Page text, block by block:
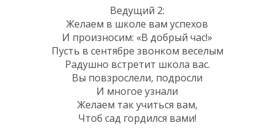
Ведущий 2:
Желаем в школе вам успехов
И произносим: «В добрый час!»
Пусть в сентябре звонком веселым
Радушно встретит школа вас.
Вы повзрослели, подросли
И многое узнали
Желаем так учиться вам,
Чтоб сад гордился вами!